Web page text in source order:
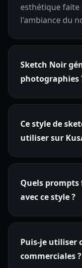
esthétique
l'ambiance du
Sketch Noir
photographies
Ce style de
utiliser sur
Quels
avec ce style ?
Puis-je utiliser
commerciales ?